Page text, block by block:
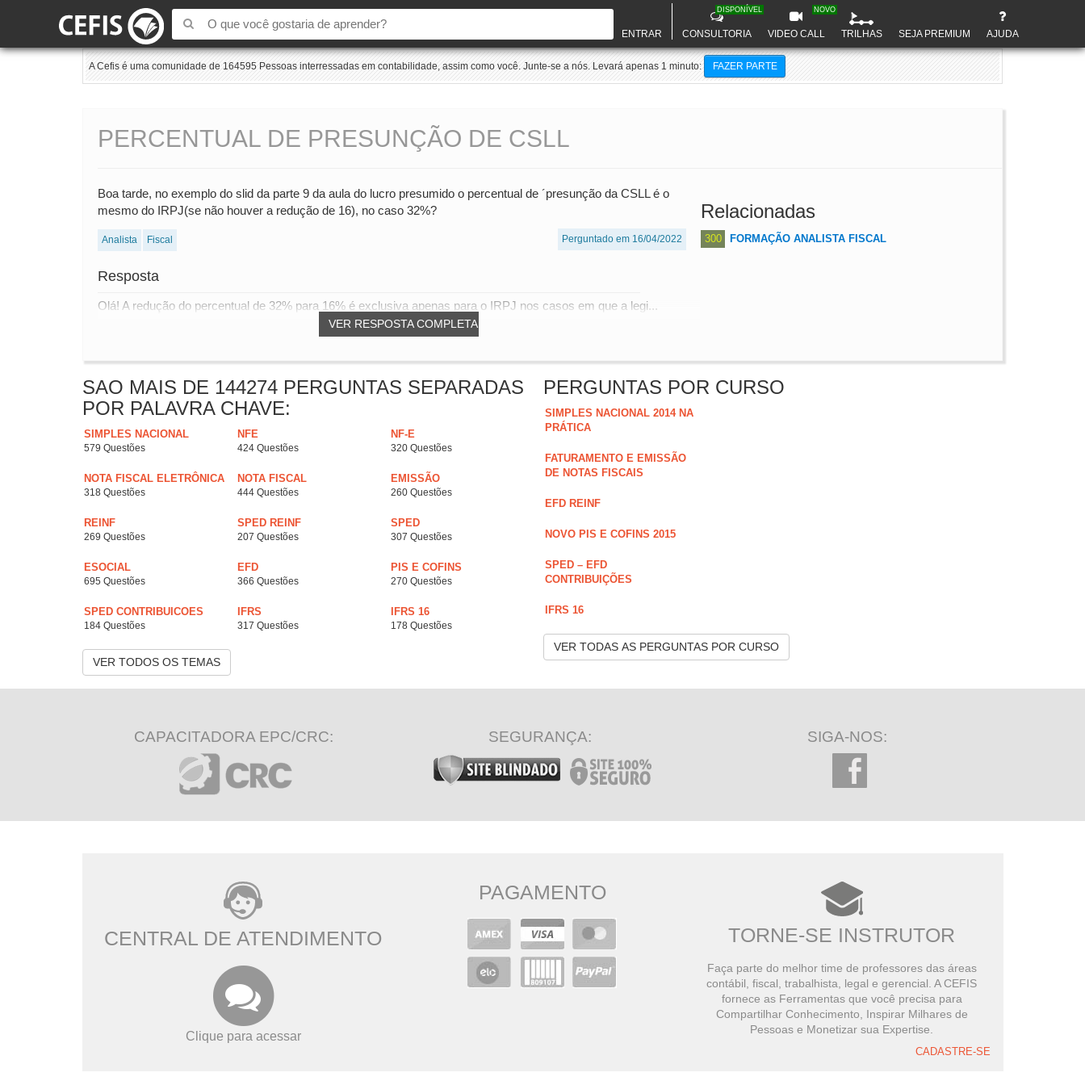
ENTRAR CONSULTORIA
DISPONÍVEL
VIDEO CALL
NOVO
TRILHAS SEJA PREMIUM AJUDA
A Cefis é uma comunidade de 164595 Pessoas interressadas em contabilidade, assim como você. Junte-se a nós. Levará apenas 1 minuto: FAZER PARTE
PERCENTUAL DE PRESUNÇÃO DE CSLL
Boa tarde, no exemplo do slid da parte 9 da aula do lucro presumido o percentual de ´presunção da CSLL é o
mesmo do IRPJ(se não houver a redução de 16), no caso 32%?
Analista Fiscal Perguntado em 16/04/2022
Resposta
VER RESPOSTA COMPLETA
Olá! A redução do percentual de 32% para 16% é exclusiva apenas para o IRPJ nos casos em que a legi...
Relacionadas
300 FORMAÇÃO ANALISTA FISCAL
SAO MAIS DE 144274 PERGUNTAS SEPARADAS
POR PALAVRA CHAVE:
SIMPLES NACIONAL
579 Questões
NFE
424 Questões
NF-E
320 Questões
NOTA FISCAL ELETRÔNICA
318 Questões
NOTA FISCAL
444 Questões
EMISSÃO
260 Questões
REINF
269 Questões
SPED REINF
207 Questões
SPED
307 Questões
ESOCIAL
695 Questões
EFD
366 Questões
PIS E COFINS
270 Questões
SPED CONTRIBUICOES
184 Questões
IFRS
317 Questões
IFRS 16
178 Questões
VER TODOS OS TEMAS
PERGUNTAS POR CURSO
SIMPLES NACIONAL 2014 NA
PRÁTICA
FATURAMENTO E EMISSÃO
DE NOTAS FISCAIS
EFD REINF
NOVO PIS E COFINS 2015
SPED – EFD
CONTRIBUIÇÕES
IFRS 16
VER TODAS AS PERGUNTAS POR CURSO
CAPACITADORA EPC/CRC: SEGURANÇA: SIGA-NOS:
CENTRAL DE ATENDIMENTO
Clique para acessar
PAGAMENTO
TORNE-SE INSTRUTOR
Faça parte do melhor time de professores das áreas
contábil, fiscal, trabalhista, legal e gerencial. A CEFIS
fornece as Ferramentas que você precisa para
Compartilhar Conhecimento, Inspirar Milhares de
Pessoas e Monetizar sua Expertise.
CADASTRE-SE